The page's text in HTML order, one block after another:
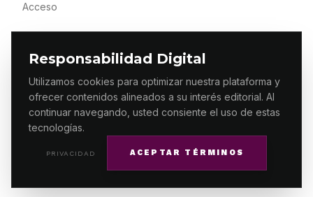
Responsabilidad Digital
Utilizamos cookies para optimizar nuestra plataforma y
ofrecer contenidos alineados a su interés editorial. Al
continuar navegando, usted consiente el uso de estas
tecnologías.
PRIVACIDAD ACEPTAR TÉRMINOS
Acceso
© 2026 ES PRIMERA MX. ALGUNOS DERECHOS
RESERVADOS / DESIGNMAKING.MX